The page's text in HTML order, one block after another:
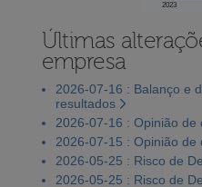
2023
Últimas
empresa
2026-07-16 : Balanço e
resultados
2026-07-16 : Opinião de
2026-07-15 : Opinião de
2026-05-25 : Risco de
2026-05-25 : Risco de